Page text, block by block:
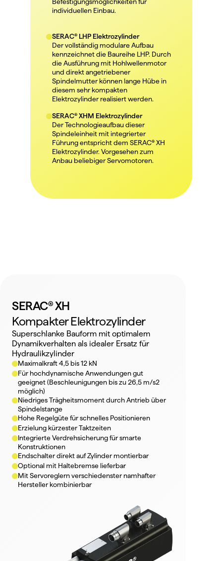
individuellen Einbau.
SERAC® LHP Elektrozylinder
Der vollständig modulare Aufbau
kennzeichnet die Baureihe LHP. Durch
die Ausführung mit Hohlwellenmotor
und direkt angetriebener
Spindelmutter können lange Hübe in
diesem sehr kompakten
Elektrozylinder realisiert werden.
SERAC® XHM Elektrozylinder
Der Technologieaufbau dieser
Spindeleinheit mit integrierter
Führung entspricht dem SERAC® XH
Elektrozylinder. Vorgesehen zum
Anbau beliebiger Servomotoren.
SERAC® XH
Kompakter Elektrozylinder
Superschlanke Bauform mit optimalem
Dynamikverhalten als idealer Ersatz für
Hydraulikzylinder
Maximalkraft 4,5 bis 12 kN
Für hochdynamische Anwendungen gut
geeignet (Beschleunigungen bis zu 26,5 m/s2
möglich)
Niedriges Trägheitsmoment durch Antrieb über
Spindelstange
Hohe Regelgüte für schnelles Positionieren
Erzielung kürzester Taktzeiten
Integrierte Verdrehsicherung für smarte
Konstruktionen
Endschalter direkt auf Zylinder montierbar
Optional mit Haltebremse lieferbar
Mit Servoreglern verschiedenster namhafter
Hersteller kombinierbar